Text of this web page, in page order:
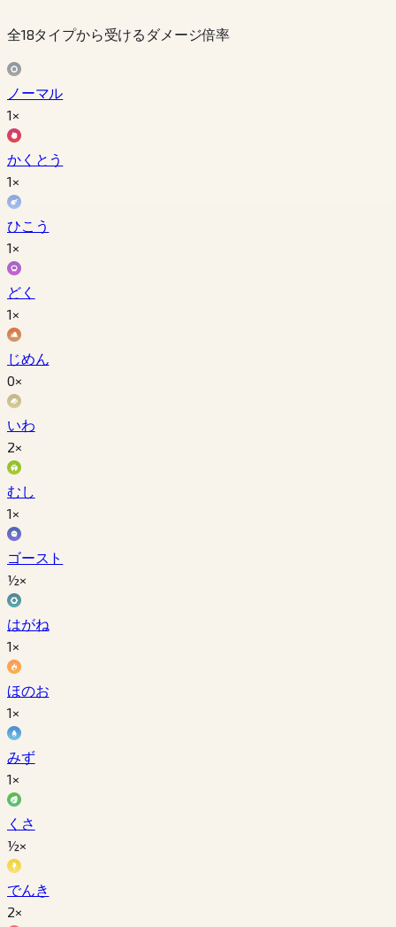
全18タイプから受けるダメージ倍率
ノーマル
1×
かくとう
1×
ひこう
1×
どく
1×
じめん
0×
いわ
2×
むし
1×
ゴースト
½×
はがね
1×
ほのお
1×
みず
1×
くさ
½×
でんき
2×